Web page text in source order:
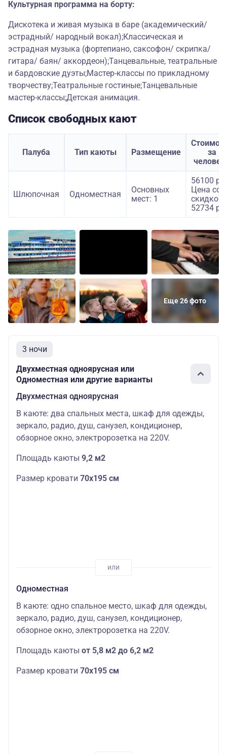
Культурная программа на борту:
Дискотека и живая музыка в баре (академический/
эстрадный/ народный вокал);Классическая и
эстрадная музыка (фортепиано, саксофон/ скрипка/
гитара/ баян/ аккордеон);Танцевальные, театральные
и бардовские дуэты;Мастер-классы по прикладному
творчеству;Театральные гостиные;Танцевальные
мастер-классы;Детская анимация.
Список свободных кают
Палуба Тип каюты Размещение
за
Шлюпочная Одноместная
Основных
мест: 1
56100
Цена со
скидкой:
52734
Еще 26 фото
3 ночи
Двухместная одноярусная или
Одноместная или другие варианты
Двухместная одноярусная
В каюте: два спальных места, шкаф для одежды,
зеркало, радио, душ, санузел, кондиционер,
обзорное окно, электророзетка на 220V.
Площадь каюты 9,2 м2
Размер кровати 70х195 см
Одноместная
В каюте: одно спальное место, шкаф для одежды,
зеркало, радио, душ, санузел, кондиционер,
обзорное окно, электророзетка на 220V.
Площадь каюты от 5,8 м2 до 6,2 м2
Размер кровати 70х195 см